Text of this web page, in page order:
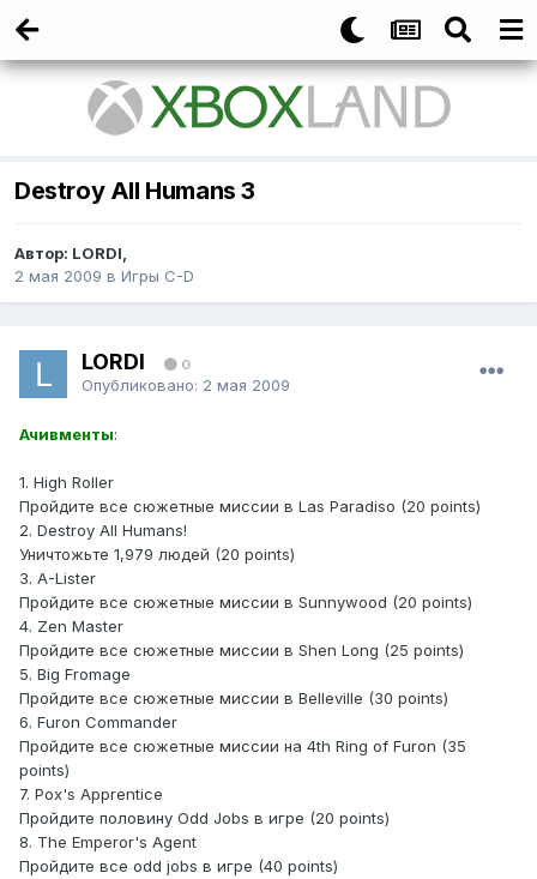
Destroy All Humans 3
Автор: LORDI,
2 мая 2009 в Игры C-D
LORDI 0
Опубликовано: 2 мая 2009
Ачивменты:
1. High Roller
Пройдите все сюжетные миссии в Las Paradiso (20 points)
2. Destroy All Humans!
Уничтожьте 1,979 людей (20 points)
3. A-Lister
Пройдите все сюжетные миссии в Sunnywood (20 points)
4. Zen Master
Пройдите все сюжетные миссии в Shen Long (25 points)
5. Big Fromage
Пройдите все сюжетные миссии в Belleville (30 points)
6. Furon Commander
Пройдите все сюжетные миссии на 4th Ring of Furon (35
points)
7. Pox's Apprentice
Пройдите половину Odd Jobs в игре (20 points)
8. The Emperor's Agent
Пройдите все odd jobs в игре (40 points)